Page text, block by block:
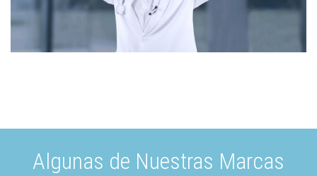
Algunas de Nuestras Marcas